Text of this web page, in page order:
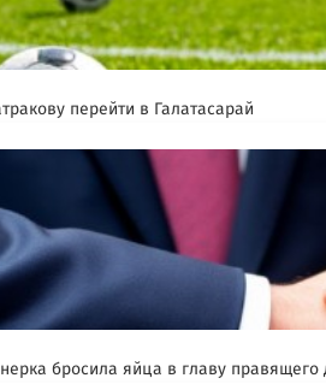
перейти в Галатасарай
бросила яйца в главу